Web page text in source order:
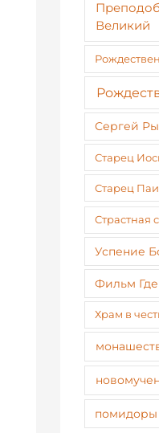
Великий
Сергей
Старец
Старец
Страстная
Успение
Фильм
Храм в
помидоры